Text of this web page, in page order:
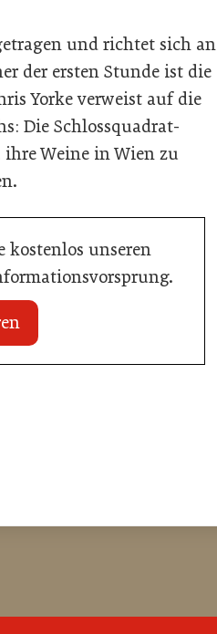
und richtet sich an
der ersten Stunde ist die
Yorke verweist auf die
Die Schlossquadrat-
Weine in Wien zu
unseren